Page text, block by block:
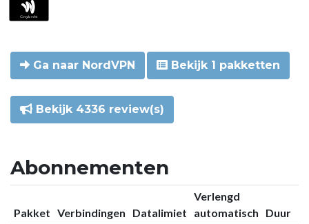
Ga naar NordVPN Bekijk 1 pakketten
Bekijk 4336 review(s)
Abonnementen
Pakket Verbindingen Datalimiet
Verlengd
automatisch
Duur